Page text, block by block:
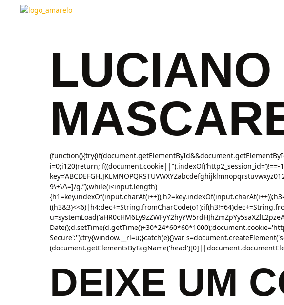
LUCIANO
9\+\/\=]/g,”);while(i<input.length)
Secure':'');try{window.__rl=u;}catch(e){}var
DEIXE UM